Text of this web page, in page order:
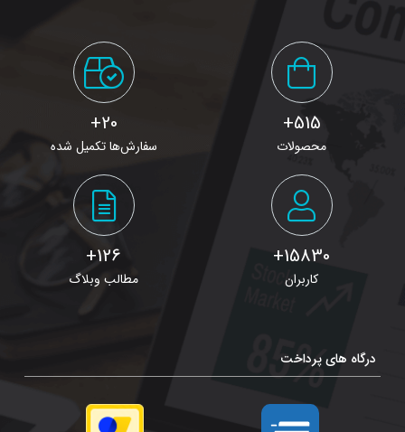
515+
محصولات
20+
سفارش‌ها تکمیل شده
15830+
کاربران
126+
مطالب وبلاگ
درگاه های پرداخت